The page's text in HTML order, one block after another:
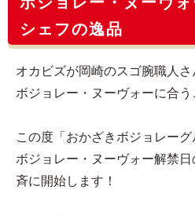
シェフの逸品
オカビズが岡崎のスゴ腕職人さ
ボジョレー・ヌーヴォーに合う
この度「おかざきボジョレーグ
ボジョレー・ヌーヴォー解禁
斉に開始します！